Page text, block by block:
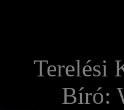
Terelési
Bíró: